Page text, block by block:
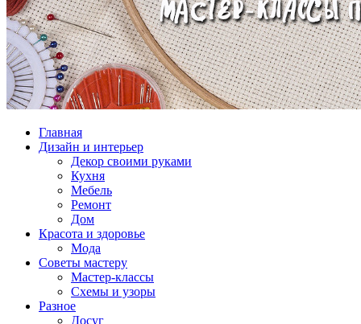
Главная
Дизайн и интерьер
Декор своими руками
Кухня
Мебель
Ремонт
Дом
Красота и здоровье
Мода
Советы мастеру
Мастер-классы
Схемы и узоры
Разное
Досуг